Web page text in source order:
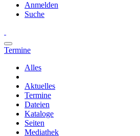
Anmelden
Suche
Termine
Alles
Aktuelles
Termine
Dateien
Kataloge
Seiten
Mediathek